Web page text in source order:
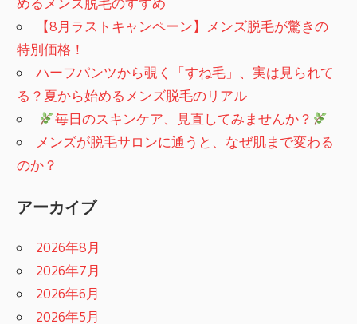
【8月ラストキャンペーン】メンズ脱毛が驚きの
特別価格！
ハーフパンツから覗く「すね毛」、実は見られて
る？夏から始めるメンズ脱毛のリアル
毎日のスキンケア、見直してみませんか？
メンズが脱毛サロンに通うと、なぜ肌まで変わる
のか？
アーカイブ
2026年8月
2026年7月
2026年6月
2026年5月